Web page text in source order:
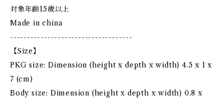
対象年齢15歳以上
Made in china
------------------------------------
【Size】
PKG size: Dimension (height x depth x width) 4.5 x 1 x
7 (cm)
Body size: Dimension (height x depth x width) 0.8 x